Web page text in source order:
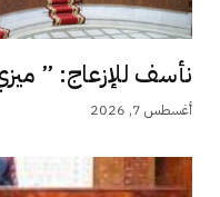
نأسف للإزعاج: ”
أغسطس 7, 2026